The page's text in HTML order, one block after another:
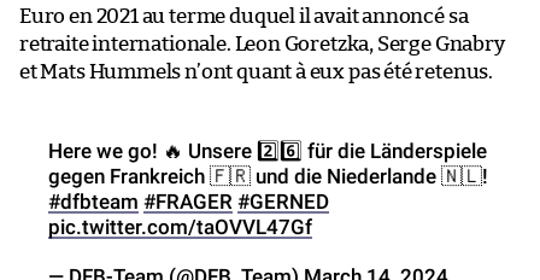
Euro en 2021 au terme duquel il avait annoncé sa
retraite internationale. Leon Goretzka, Serge Gnabry
et Mats Hummels n’ont quant à eux pas été retenus.
Here we go! 🔥 Unsere 2️⃣6️⃣ für die Länderspiele
gegen Frankreich 🇫🇷 und die Niederlande 🇳🇱!
#dfbteam #FRAGER #GERNED
pic.twitter.com/taOVVL47Gf